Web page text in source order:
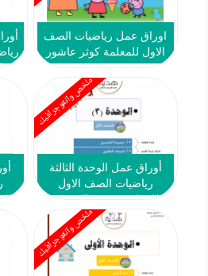
اوراق عمل رياضيات الصف
الاول للمعلمة كوثر عاشور
ملخص وانفوجرافيك
أوراق عمل الوحدة الثالثة
رياضيات الصف الاول
2018 2019
ملخص وانفوجرافيك